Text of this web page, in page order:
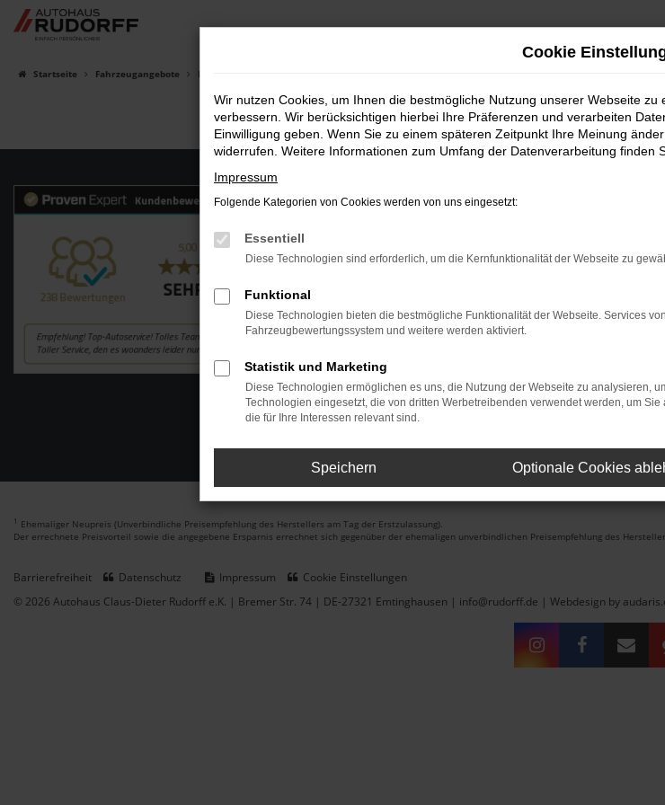
Zum
Hauptinhalt
Startseite Fahrzeugangebote Fahrzeugsuche
Telefon
MO-DO: 07:30 bis 18:00
1 Ehemaliger Neupreis (Unverbindliche Preisempfehlung des Herstellers am Tag der Erstzulassung).
Der errechnete Preisvorteil sowie die angegebene Ersparnis errechnet sich gegenüber der ehemaligen unverbindlichen Preisempfehlung des
Barrierefreiheit Datenschutz Impressum
Cookie Einstellungen
© 2026 Autohaus Claus-Dieter Rudorff e.K. | Bremer Str. 74 | DE-27321 Emtinghausen | info@rudorff.de | Webdesign by
Cookie
Wir nutzen Cookies, um Ihnen die bestmögliche Nutzung unserer Webseite
verbessern. Wir berücksichtigen hierbei Ihre Präferenzen und verarbeiten
Einwilligung geben. Wenn Sie zu einem späteren Zeitpunkt Ihre Meinung
widerrufen. Weitere Informationen zum Umfang der Datenverarbeitung finden
Impressum
Folgende Kategorien von Cookies werden von uns eingesetzt:
Essentiell
Diese Technologien sind erforderlich, um die Kernfunktionalität der Webseite zu
Funktional
Diese Technologien bieten die bestmögliche Funktionalität der Webseite. Services
Fahrzeugbewertungssystem und weitere werden aktiviert.
Statistik und Marketing
Diese Technologien ermöglichen es uns, die Nutzung der Webseite zu analysieren,
Technologien eingesetzt, die von dritten Werbetreibenden verwendet werden, um
die für Ihre Interessen relevant sind.
Speichern Optionale Cookies